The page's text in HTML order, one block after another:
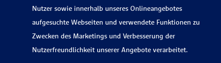
Nutzer sowie innerhalb unseres Onlineangebotes
aufgesuchte Webseiten und verwendete Funktionen zu
Zwecken des Marketings und Verbesserung der
Nutzerfreundlichkeit unserer Angebote verarbeitet.